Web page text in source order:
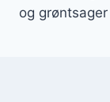
og grøntsager